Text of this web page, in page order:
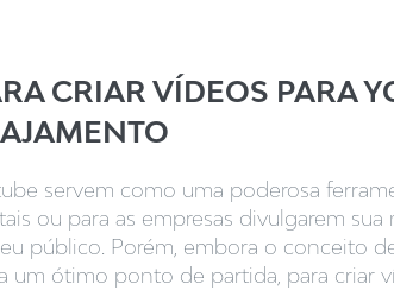
CRIAR VÍDEOS PARA
servem como uma poderosa
ou para as empresas divulgarem
público. Porém, embora o conceito
um ótimo ponto de partida, para criar